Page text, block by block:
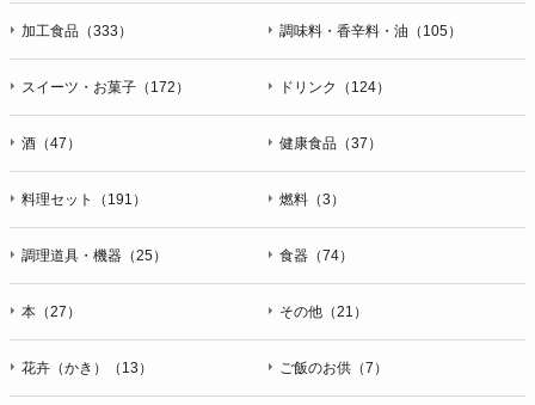
加工食品（333） 調味料・香辛料・油（105）
スイーツ・お菓子（172） ドリンク（124）
酒（47） 健康食品（37）
料理セット（191） 燃料（3）
調理道具・機器（25） 食器（74）
本（27） その他（21）
花卉（かき）（13） ご飯のお供（7）